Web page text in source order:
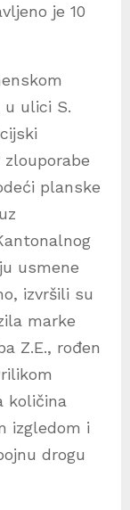
je 10
u ulici S.
planske
usmene
izvršili su
marke
Z.E., rođen
količina
izgledom i
drogu